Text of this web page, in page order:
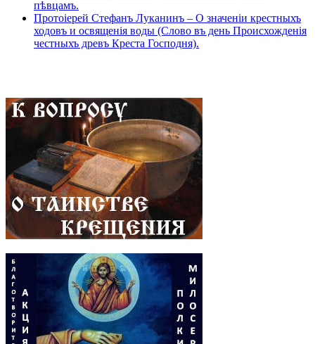
пѣвцамъ.
Протоіерей Стефанъ Луканинъ – О значеніи крестныхъ
ходовъ и освященія воды (Слово въ день Происхожденія
честныхъ древъ Креста Господня).